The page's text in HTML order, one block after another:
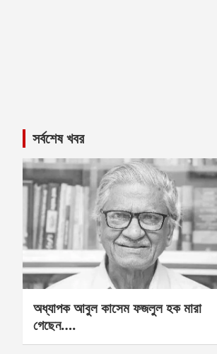
সর্বশেষ খবর
অধ্যাপক আবুল কাসেম ফজলুল হক মারা
গেছেন….